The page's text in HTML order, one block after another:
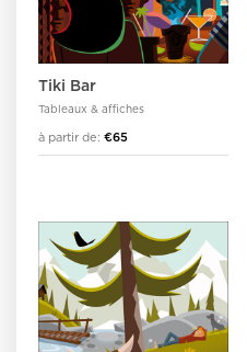
Tiki Bar
Tableaux & affiches
à partir de: €65